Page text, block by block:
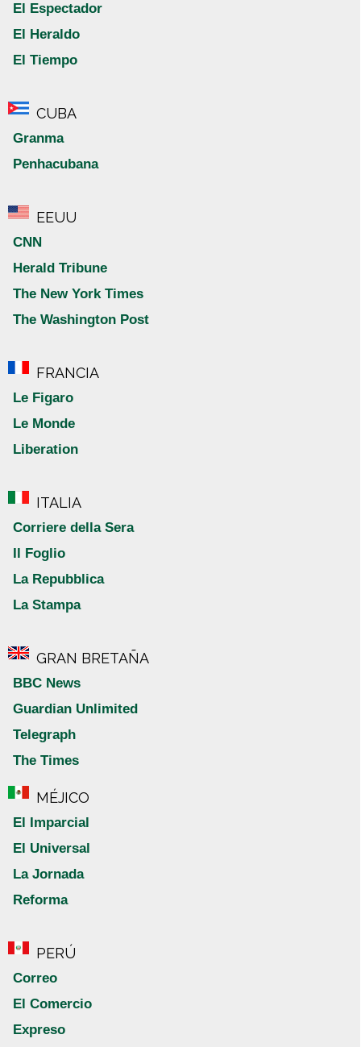
El Espectador
El Heraldo
El Tiempo
CUBA
Granma
Penhacubana
EEUU
CNN
Herald Tribune
The New York Times
The Washington Post
FRANCIA
Le Figaro
Le Monde
Liberation
ITALIA
Corriere della Sera
Il Foglio
La Repubblica
La Stampa
GRAN BRETAÑA
BBC News
Guardian Unlimited
Telegraph
The Times
MÉJICO
El Imparcial
El Universal
La Jornada
Reforma
PERÚ
Correo
El Comercio
Expreso